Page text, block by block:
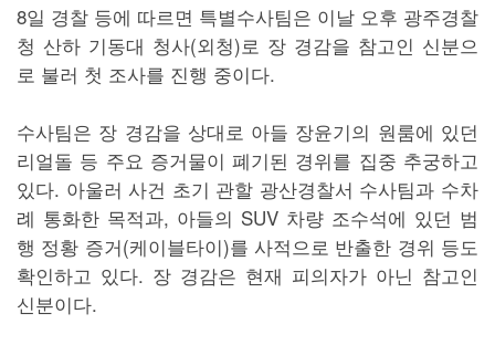
8일 경찰 등에 따르면 특별수사팀은 이날 오후 광주경찰
청 산하 기동대 청사(외청)로 장 경감을 참고인 신분으
로 불러 첫 조사를 진행 중이다.
수사팀은 장 경감을 상대로 아들 장윤기의 원룸에 있던
리얼돌 등 주요 증거물이 폐기된 경위를 집중 추궁하고
있다. 아울러 사건 초기 관할 광산경찰서 수사팀과 수차
례 통화한 목적과, 아들의 SUV 차량 조수석에 있던 범
행 정황 증거(케이블타이)를 사적으로 반출한 경위 등도
확인하고 있다. 장 경감은 현재 피의자가 아닌 참고인
신분이다.